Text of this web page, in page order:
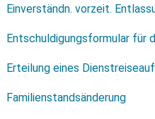
Einverständn. vorzeit.
Entschuldigungsformular
Erteilung eines
Familienstandsänderung